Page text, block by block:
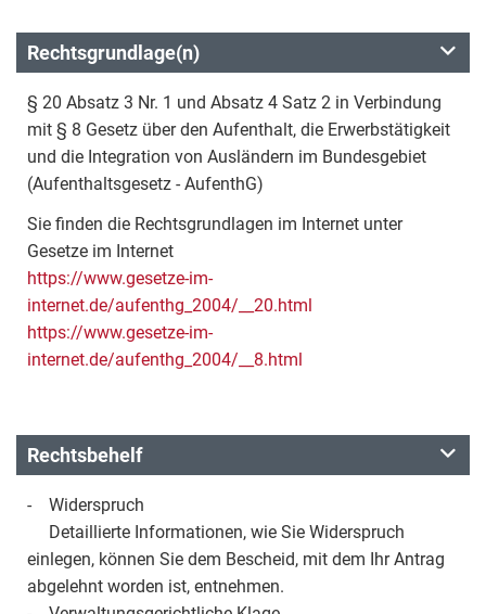
Rechtsgrundlage(n)
§ 20 Absatz 3 Nr. 1 und Absatz 4 Satz 2 in Verbindung
mit § 8 Gesetz über den Aufenthalt, die Erwerbstätigkeit
und die Integration von Ausländern im Bundesgebiet
(Aufenthaltsgesetz - AufenthG)
Sie finden die Rechtsgrundlagen im Internet unter
Gesetze im Internet
https://www.gesetze-im-
internet.de/aufenthg_2004/__20.html
https://www.gesetze-im-
internet.de/aufenthg_2004/__8.html
Rechtsbehelf
- Widerspruch
Detaillierte Informationen, wie Sie Widerspruch
einlegen, können Sie dem Bescheid, mit dem Ihr Antrag
abgelehnt worden ist, entnehmen.